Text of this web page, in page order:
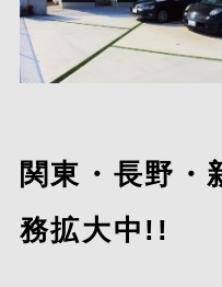
関東・長野・
務拡大中!!